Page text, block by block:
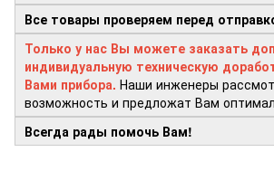
Все товары проверяем перед
Только у нас Вы можете заказать
индивидуальную техническую
Вами прибора. Наши инженеры
возможность и предложат Вам
Всегда рады помочь Вам!